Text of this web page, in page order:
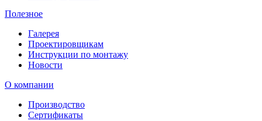
Полезное
Галерея
Проектировщикам
Инструкции по монтажу
Новости
О компании
Производство
Сертификаты